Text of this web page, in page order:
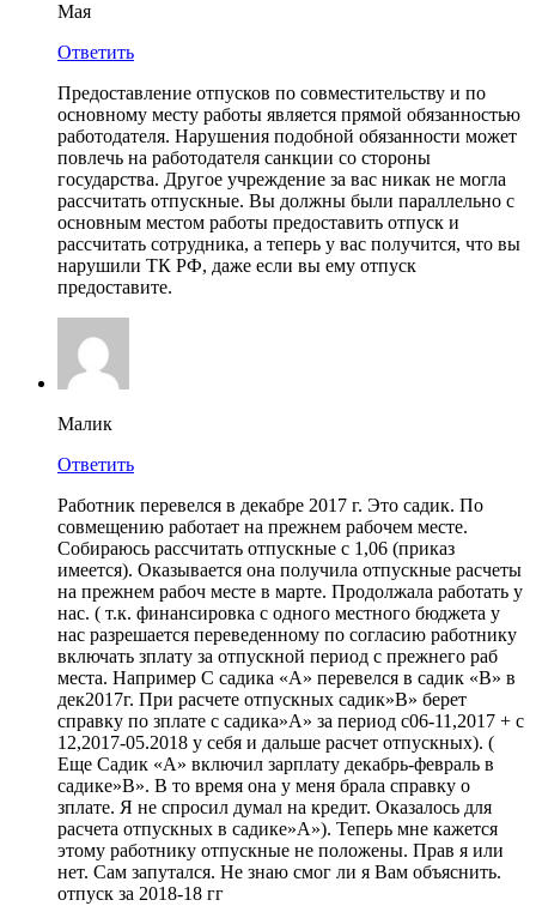
Мая
Ответить
Предоставление отпусков по совместительству и по
основному месту работы является прямой обязанностью
работодателя. Нарушения подобной обязанности может
повлечь на работодателя санкции со стороны
государства. Другое учреждение за вас никак не могла
рассчитать отпускные. Вы должны были параллельно с
основным местом работы предоставить отпуск и
рассчитать сотрудника, а теперь у вас получится, что вы
нарушили ТК РФ, даже если вы ему отпуск
предоставите.
Малик
Ответить
Работник перевелся в декабре 2017 г. Это садик. По
совмещению работает на прежнем рабочем месте.
Собираюсь рассчитать отпускные с 1,06 (приказ
имеется). Оказывается она получила отпускные расчеты
на прежнем рабоч месте в марте. Продолжала работать у
нас. ( т.к. финансировка с одного местного бюджета у
нас разрешается переведенному по согласию работнику
включать зплату за отпускной период с прежнего раб
места. Например С садика «А» перевелся в садик «В» в
дек2017г. При расчете отпускных садик»В» берет
справку по зплате с садика»А» за период с06-11,2017 + с
12,2017-05.2018 у себя и дальше расчет отпускных). (
Еще Садик «А» включил зарплату декабрь-февраль в
садике»В». В то время она у меня брала справку о
зплате. Я не спросил думал на кредит. Оказалось для
расчета отпускных в садике»А»). Теперь мне кажется
этому работнику отпускные не положены. Прав я или
нет. Сам запутался. Не знаю смог ли я Вам объяснить.
отпуск за 2018-18 гг